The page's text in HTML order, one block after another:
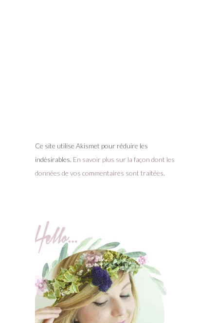
Ce site utilise Akismet pour réduire les
indésirables. En savoir plus sur la façon dont les
données de vos commentaires sont traitées.